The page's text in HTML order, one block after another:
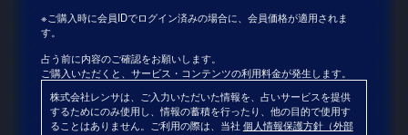
※ご購入時に会員IDでログイン済みの場合に、会員価格が適用されま
す。
占う前に内容のご確認をお願いします。
ご購入いただくと、サービス・コンテンツの利用料金が発生します。
株式会社レンサは、ご入力いただいた情報を、占いサービスを提供
するためにのみ使用し、情報の蓄積を行ったり、他の目的で使用す
ることはありません。ご利用の際は、当社 個人情報保護方針（外部